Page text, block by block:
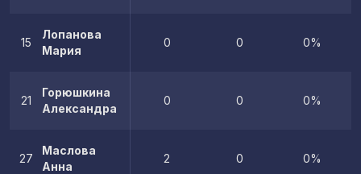
15
Лопанова
Мария
0 0 0%
21
Горюшкина
Александра
0 0 0%
27
Маслова
Анна
2 0 0%